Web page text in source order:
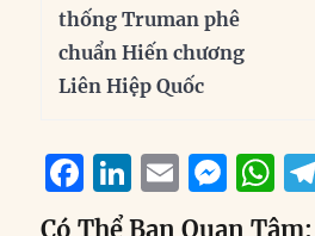
thống Truman phê
chuẩn Hiến chương
Liên Hiệp Quốc
F
a
Li
n
E
m
M
e
W
h
Có Thể Bạn Quan Tâm: